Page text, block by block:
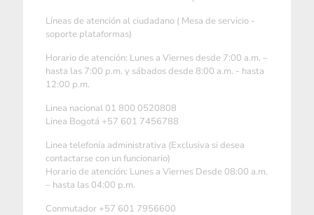
Líneas de atención al ciudadano ( Mesa de servicio -
soporte plataformas)
Horario de atención: Lunes a Viernes desde 7:00 a.m. –
hasta las 7:00 p.m. y sábados desde 8:00 a.m. - hasta
12:00 p.m.
Linea nacional 01 800 0520808
Linea Bogotá +57 601 7456788
Linea telefonía administrativa (Exclusiva si desea
contactarse con un funcionario)
Horario de atención: Lunes a Viernes Desde 08:00 a.m.
– hasta las 04:00 p.m.
Conmutador +57 601 7956600